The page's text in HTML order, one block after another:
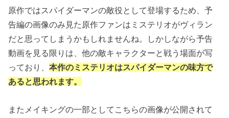
原作ではスパイダーマンの敵役として登場するため、予
告編の画像のみ見た原作ファンはミステリオがヴィラン
だと思ってしまうかもしれませんね。しかしながら予告
動画を見る限りは、他の敵キャラクターと戦う場面が写
っており、本作のミステリオはスパイダーマンの味方で
あると思われます。
またメイキングの一部としてこちらの画像が公開されて